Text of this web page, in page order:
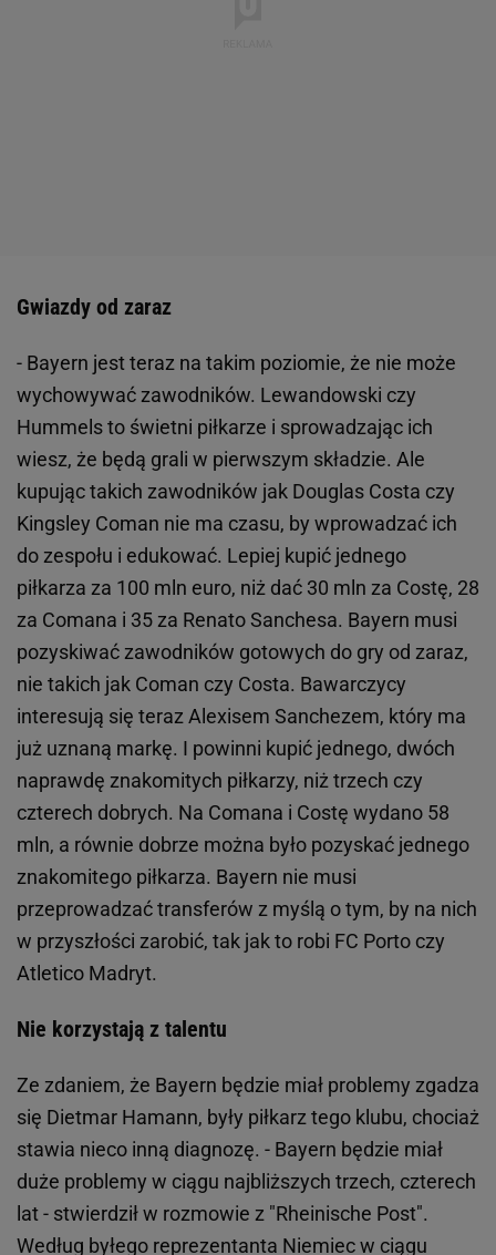
Gwiazdy od zaraz
- Bayern jest teraz na takim poziomie, że nie może
wychowywać zawodników. Lewandowski czy
Hummels to świetni piłkarze i sprowadzając ich
wiesz, że będą grali w pierwszym składzie. Ale
kupując takich zawodników jak Douglas Costa czy
Kingsley Coman nie ma czasu, by wprowadzać ich
do zespołu i edukować. Lepiej kupić jednego
piłkarza za 100 mln euro, niż dać 30 mln za Costę, 28
za Comana i 35 za Renato Sanchesa. Bayern musi
pozyskiwać zawodników gotowych do gry od zaraz,
nie takich jak Coman czy Costa. Bawarczycy
interesują się teraz Alexisem Sanchezem, który ma
już uznaną markę. I powinni kupić jednego, dwóch
naprawdę znakomitych piłkarzy, niż trzech czy
czterech dobrych. Na Comana i Costę wydano 58
mln, a równie dobrze można było pozyskać jednego
znakomitego piłkarza. Bayern nie musi
przeprowadzać transferów z myślą o tym, by na nich
w przyszłości zarobić, tak jak to robi FC Porto czy
Atletico Madryt.
Nie korzystają z talentu
Ze zdaniem, że Bayern będzie miał problemy zgadza
się Dietmar Hamann, były piłkarz tego klubu, chociaż
stawia nieco inną diagnozę. - Bayern będzie miał
duże problemy w ciągu najbliższych trzech, czterech
lat - stwierdził w rozmowie z "Rheinische Post".
Według byłego reprezentanta Niemiec w ciągu